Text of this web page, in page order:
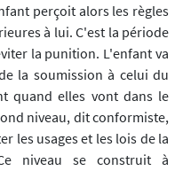
perçoit alors les règles
à lui. C'est la période
la punition. L'enfant va
la soumission à celui du
quand elles vont dans le
niveau, dit conformiste,
les usages et les lois de la
niveau se construit à